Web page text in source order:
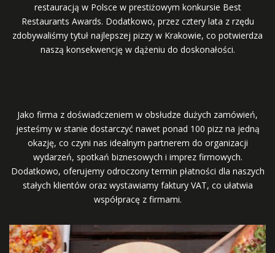
restauracją w Polsce w prestiżowym konkursie Best
Restaurants Awards. Dodatkowo, przez cztery lata z rzędu
zdobywaliśmy tytuł najlepszej pizzy w Krakowie, co potwierdza
naszą konsekwencję w dążeniu do doskonałości.
Jako firma z doświadczeniem w obsłudze dużych zamówień,
jesteśmy w stanie dostarczyć nawet ponad 100 pizz na jedną
okazję, co czyni nas idealnym partnerem do organizacji
wydarzeń, spotkań biznesowych i imprez firmowych.
Dodatkowo, oferujemy odroczony termin płatności dla naszych
stałych klientów oraz wystawiamy faktury VAT, co ułatwia
współpracę z firmami.